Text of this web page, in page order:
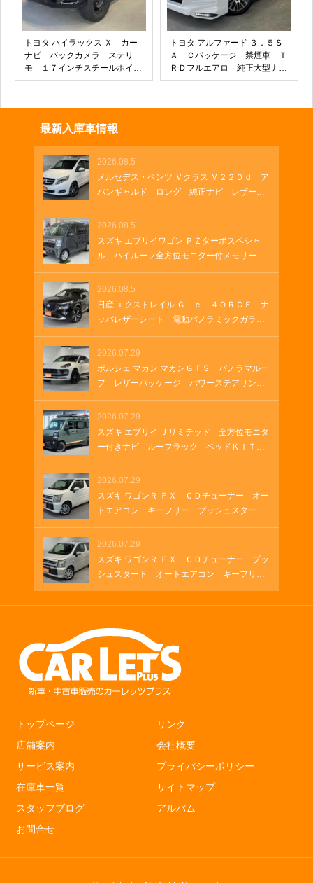
トヨタ ハイラックス Ｘ カー
ナビ バックカメラ ステリ
モ １７インチスチールホイー
ル Ｂｌｕｅｔｏｏｔｈ フル
レス マットフラップ レベラ
トヨタ アルファード ３．５Ｓ
Ａ Ｃパッケージ 禁煙車 Ｔ
ＲＤフルエアロ 純正大型ナ
ビ １１インチフリップダウン
ミホイール 革シート オット
シート シートメモリー
最新入庫車情報
2026.08.5
メルセデス・ベンツ Ｖクラス Ｖ２２０ｄ ア
バンギャルド ロング 純正ナビ レザーシ
ート 両側パワースライド 電動シート ブ
ルメスターサウンド フルセグＴＶ 純正１
９インチアルミホイール クルーズコントロ
ール パドルシフト パワーゲート ＵＳＢ
2026.08.5
スズキ エブリイワゴン ＰＺターボスペシャ
ル ハイルーフ全方位モニター付メモリーナ
ビ 全方位モニター付きナビゲーション Ｈ
ＤＭＩ ＵＳＢソケット ステアリングヒー
ター 両側パワースライド オートステッ
プ オートステップ クルーズコントロー
2026.08.5
日産 エクストレイル Ｇ ｅ－４ＯＲＣＥ ナ
ッパレザーシート 電動パノラミックガラス
ルーフ 純正１２．３インチナビ ＥＴＣ
２．０ ルーフレール 純正ナビ プロパイ
ロット メモリーナビゲーション ＬＥＤヘ
ッドランプ オートマチックハイビーム 車
2026.07.29
ポルシェ マカン マカンＧＴＳ パノラマルー
フ レザーパッケージ パワーステアリング
プラス シートヒーター ２１インチＲＳ
Ｓｐｙｄｅｒデザインホイール アダプティ
ブクルーズコントロール アダプティブエア
サスペンション ＥＴＣ２．０
2026.07.29
スズキ エブリイ Ｊリミテッド 全方位モニタ
ー付きナビ ルーフラック ベッドＫＩＴ
グリルガードバー ＥＴＣ ラバーマット
ＬＥＤヘッドランプ ＬＥＤフォグランプ
オートエアコン 両側パワースライド ＵＳ
Ｂソケット ＨＤＭＩ
2026.07.29
スズキ ワゴンＲ ＦＸ ＣＤチューナー オー
トエアコン キーフリー プッシュスター
ト シートヒーター
2026.07.29
スズキ ワゴンＲ ＦＸ ＣＤチューナー プッ
シュスタート オートエアコン キーフリ
ー シートヒーター
トップページ
店舗案内
サービス案内
在庫車一覧
スタッフブログ
お問合せ
リンク
会社概要
プライバシーポリシー
サイトマップ
アルバム